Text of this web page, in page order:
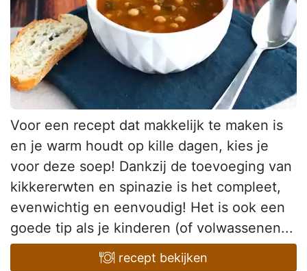
Voor een recept dat makkelijk te maken is
en je warm houdt op kille dagen, kies je
voor deze soep! Dankzij de toevoeging van
kikkererwten en spinazie is het compleet,
evenwichtig en eenvoudig! Het is ook een
goede tip als je kinderen (of volwassenen...
recept bekijken